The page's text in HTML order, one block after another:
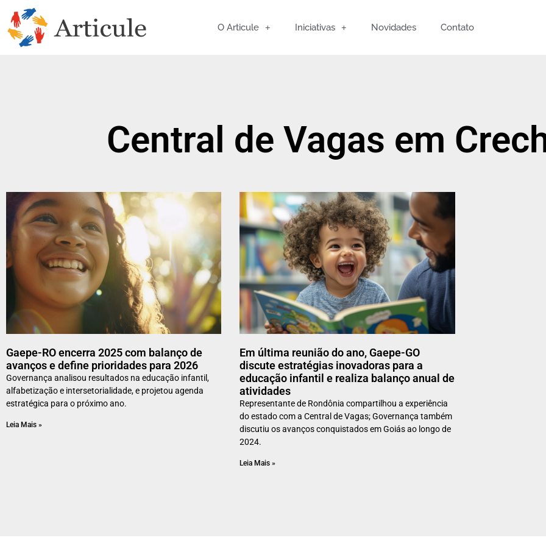
O Articule Iniciativas Novidades Contato
Central de Vagas em
Gaepe-RO encerra 2025 com balanço de
avanços e define prioridades para 2026
Governança analisou resultados na educação infantil,
alfabetização e intersetorialidade, e projetou agenda
estratégica para o próximo ano.
Leia Mais »
Em última reunião do ano, Gaepe-GO
discute estratégias inovadoras para a
educação infantil e realiza balanço anual de
atividades
Representante de Rondônia compartilhou a experiência
do estado com a Central de Vagas; Governança também
discutiu os avanços conquistados em Goiás ao longo de
2024.
Leia Mais »